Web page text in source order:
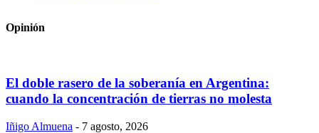
Opinión
El doble rasero de la soberanía en Argentina:
cuando la concentración de tierras no molesta
Iñigo Almuena - 7 agosto, 2026